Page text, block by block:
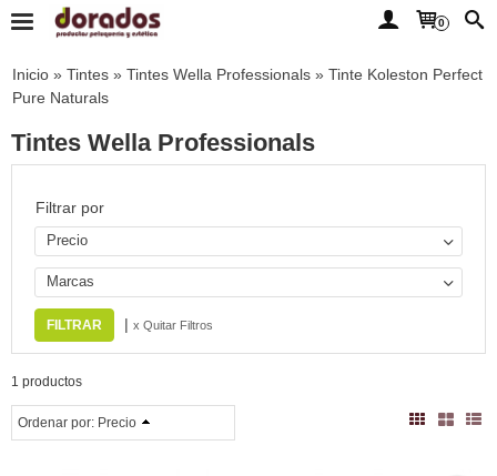
0
Inicio » Tintes » Tintes Wella Professionals » Tinte Koleston Perfect
Pure Naturals
Tintes Wella Professionals
Filtrar por
Precio
Marcas
| x Quitar Filtros
1 productos
Ordenar por: Precio